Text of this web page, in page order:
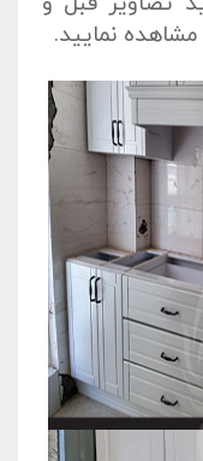
مشاهده نمایید.